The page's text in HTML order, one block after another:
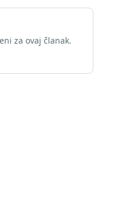
za ovaj članak.